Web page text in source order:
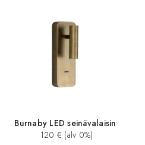
Burnaby LED seinävalaisin
120 € (alv 0%)